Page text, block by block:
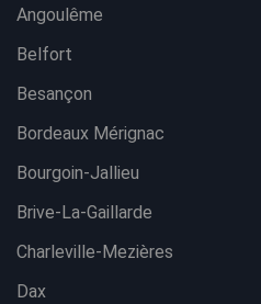
Angoulême
Belfort
Besançon
Bordeaux Mérignac
Bourgoin-Jallieu
Brive-La-Gaillarde
Charleville-Mezières
Dax